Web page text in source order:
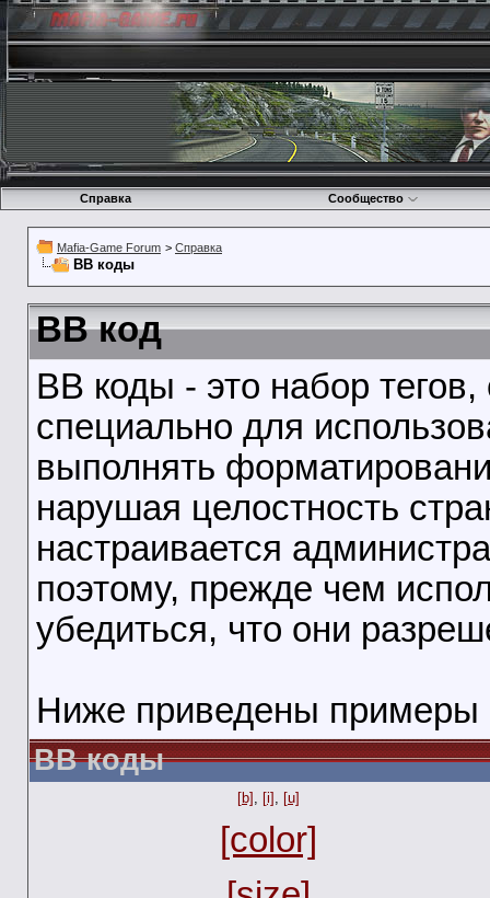
Справка Сообщество
Mafia-Game Forum > Справка
BB коды
BB код
BB коды - это набор
специально для
выполнять
нарушая целостность
настраивается
поэтому, прежде чем
убедиться, что они
Ниже приведены примеры
BB коды
[b] , [i] , [u]
[color]